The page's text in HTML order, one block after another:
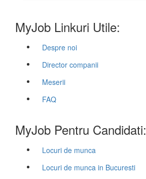
MyJob Linkuri Utile:
Despre noi
Director companii
Meserii
FAQ
MyJob Pentru Candidati:
Locuri de munca
Locuri de munca in Bucuresti